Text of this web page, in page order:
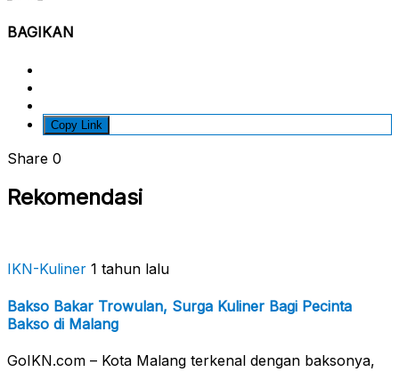
BAGIKAN
Copy Link
Share 0
Rekomendasi
IKN-Kuliner 1 tahun lalu
Bakso Bakar Trowulan, Surga Kuliner Bagi Pecinta
Bakso di Malang
GoIKN.com – Kota Malang terkenal dengan baksonya,